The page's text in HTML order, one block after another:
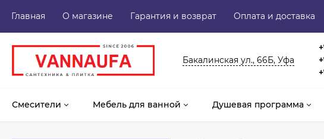
Главная О магазине Гарантия и возврат Оплата и доставка
Бакалинская ул., 66Б, Уфа
Смесители Мебель для ванной Душевая программа